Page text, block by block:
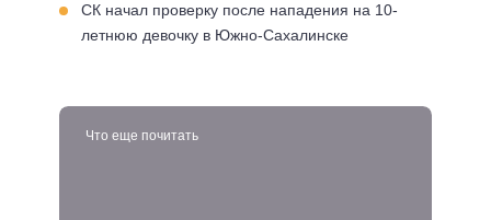
СК начал проверку после нападения на 10-
летнюю девочку в Южно-Сахалинске
Что еще почитать